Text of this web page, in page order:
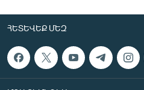
ՀԵՏԵՎԵՔ ՄԵԶ